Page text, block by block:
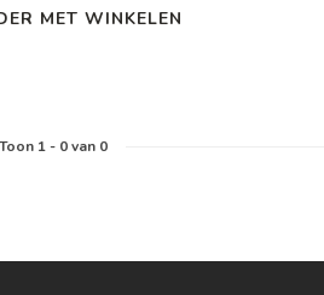
MET WINKELEN
Toon 1- 0van 0